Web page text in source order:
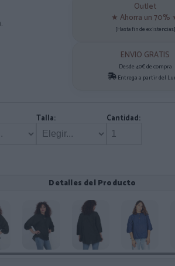
Outlet
★ Ahorra un 70%
[Hasta fin de existencias]
ENVIO GRATIS
Desde 40€ de compra
Entrega a partir del
Talla: Cantidad:
Detalles del Producto